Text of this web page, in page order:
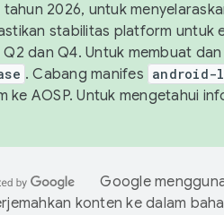
tahun 2026, untuk
stabilitas platform untuk
dan Q4. Untuk membuat
. Cabang manifes android-
ke AOSP. Untuk mengetahui
Google
konten ke dalam